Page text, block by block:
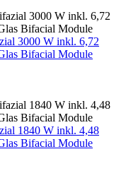
3000 W inkl. 6,72
Bifacial Module
1840 W inkl. 4,48
Bifacial Module